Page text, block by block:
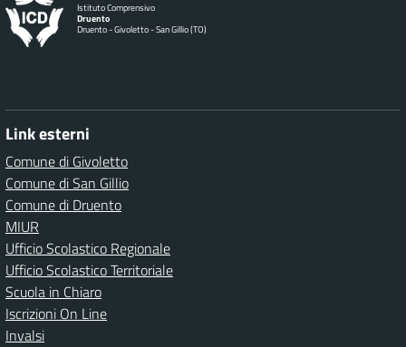
Istituto Comprensivo
Druento
Druento - Givoletto - San Gillio (TO)
Link esterni
Comune di Givoletto
Comune di San Gillio
Comune di Druento
MIUR
Ufficio Scolastico Regionale
Ufficio Scolastico Territoriale
Scuola in Chiaro
Iscrizioni On Line
Invalsi